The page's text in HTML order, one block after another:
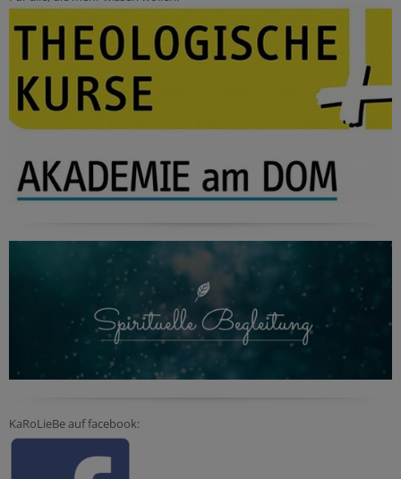
KaRoLieBe auf facebook: